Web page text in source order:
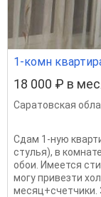
1-комн
18 000 ₽ в
Саратовская
Сдам 1-ную
стулья), в
обои. Имеется
могу привезти
месяц+счетчики.